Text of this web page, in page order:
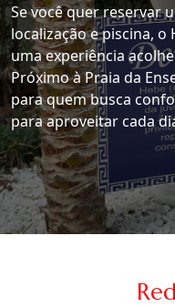
Se você quer reservar
localização e piscina,
uma experiência
Próximo à Praia da
para quem busca
para aproveitar cada